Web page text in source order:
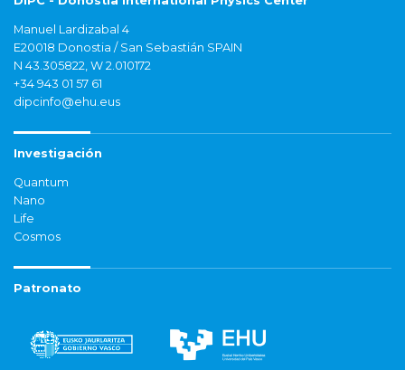
Manuel Lardizabal 4
E20018 Donostia / San Sebastián SPAIN
N 43.305822, W 2.010172
+34 943 01 57 61
dipcinfo@ehu.eus
Investigación
Quantum
Nano
Life
Cosmos
Patronato